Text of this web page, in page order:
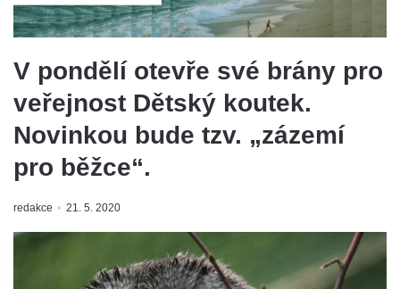
V pondělí otevře své brány pro
veřejnost Dětský koutek.
Novinkou bude tzv. „zázemí
pro běžce“.
redakce 21. 5. 2020